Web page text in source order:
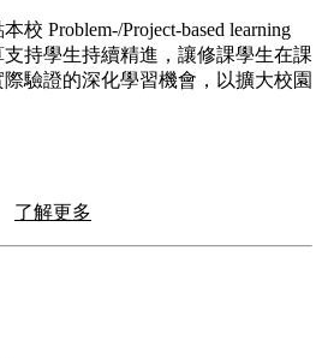
校 Problem-/Project-based learning
持學生持續精進，讓修課學生在課
驗證的深化學習機會，以擴大校園
了解更多